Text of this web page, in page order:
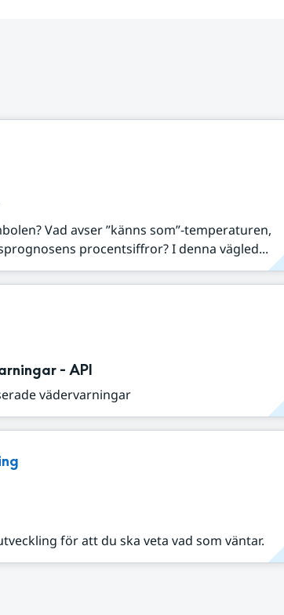
Vad avser ”känns som”-temperaturen,
procentsiffror? I denna vägled...
- API
vädervarningar
för att du ska veta vad som väntar.